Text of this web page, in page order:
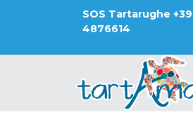
SOS Tartarughe
4876614